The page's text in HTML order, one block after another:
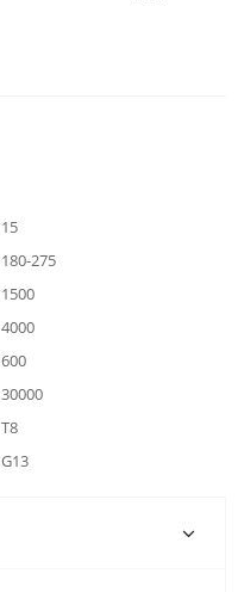
15
180-275
1500
4000
600
30000
T8
G13